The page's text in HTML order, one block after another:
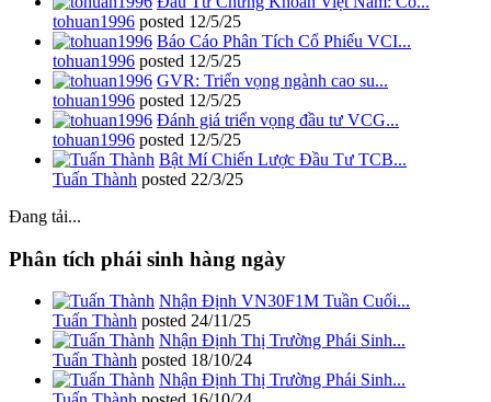
tohuan1996 posted 12/5/25
Báo Cáo Phân Tích Cổ Phiếu VCI...
tohuan1996 posted 12/5/25
GVR: Triển vọng ngành cao su...
tohuan1996 posted 12/5/25
Đánh giá triển vọng đầu tư VCG...
tohuan1996 posted 12/5/25
Bật Mí Chiến Lược Đầu Tư TCB...
Tuấn Thành posted 22/3/25
Đang tải...
Phân tích phái sinh hàng ngày
Nhận Định VN30F1M Tuần Cuối...
Tuấn Thành posted 24/11/25
Nhận Định Thị Trường Phái Sinh...
Tuấn Thành posted 18/10/24
Nhận Định Thị Trường Phái Sinh...